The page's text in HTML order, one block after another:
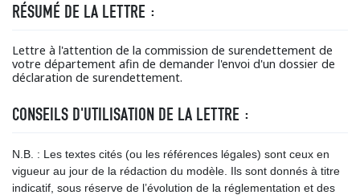
RÉSUMÉ DE LA LETTRE :
Lettre à l'attention de la commission de surendettement de
votre département afin de demander l'envoi d'un dossier de
déclaration de surendettement.
CONSEILS D'UTILISATION DE LA LETTRE :
N.B. : Les textes cités (ou les références légales) sont ceux en
vigueur au jour de la rédaction du modèle. Ils sont donnés à titre
indicatif, sous réserve de l’évolution de la réglementation et des